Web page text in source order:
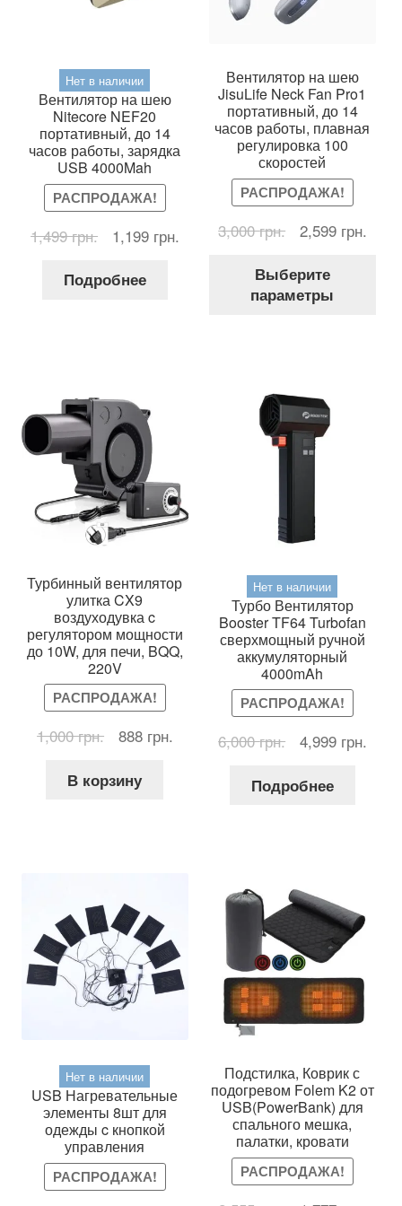
Нет в наличии
Вентилятор на шею
Nitecore NEF20
портативный, до 14
часов работы, зарядка
USB 4000Mah
РАСПРОДАЖА!
1,499грн.
Первоначальная
составляла
1,199 грн. Текущая
Подробнее
Вентилятор на шею
JisuLife Neck Fan Pro1
портативный, до 14
часов работы, плавная
регулировка 100
скоростей
РАСПРОДАЖА!
3,000грн.
составляла
3,000 грн..
2,599 грн.
Выберите
параметры
Турбинный вентилятор
улитка CX9
воздуходувка c
регулятором мощности
до 10W, для печи, BQQ,
220V
РАСПРОДАЖА!
1,000грн.
Первоначальная
составляла
1,000 грн..
888 грн.Текущая
В корзину
Нет в наличии
Турбо Вентилятор
Booster TF64 Turbofan
сверхмощный ручной
аккумуляторный
4000mAh
РАСПРОДАЖА!
6,000грн.
составляла
4,999 грн.
Подробнее
Нет в наличии
USB Нагревательные
элементы 8шт для
одежды c кнопкой
управления
РАСПРОДАЖА!
Подстилка, Коврик с
подогревом Folem K2 от
USB(PowerBank) для
спального мешка,
палатки, кровати
РАСПРОДАЖА!